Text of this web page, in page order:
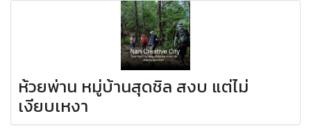
ห้วยพ่าน หมู่บ้านสุดชิล สงบ แต่ไม่
เงียบเหงา